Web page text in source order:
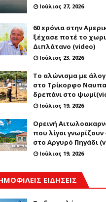
Ιούλιος 27, 2026
60 xρόνια στην
ξέχασε ποτέ το
Διπλάτανο (video)
Ιούλιος 23, 2026
Το αλώνισμα με
στο Τρίκορφο
δρεπάνι στο
Ιούλιος 19, 2026
Ορεινή
που λίγοι
στο Αργυρό Πηγάδι
Ιούλιος 19, 2026
ΕΙΔΗΣΕΙΣ